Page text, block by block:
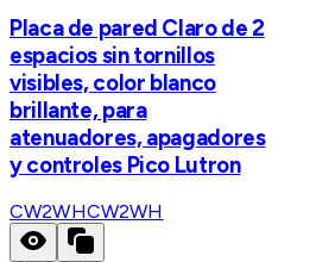
Placa de pared Claro de 2
espacios sin tornillos
visibles, color blanco
brillante, para
atenuadores, apagadores
y controles Pico Lutron
CW2WHCW2WH